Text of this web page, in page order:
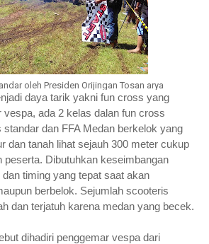
oleh Presiden Orijingan Tosan arya
daya tarik yakni fun cross yang
ada 2 kelas dalan fun cross
dan FFA Medan berkelok yang
dan tanah lihat sejauh 300 meter cukup
peserta. Dibutuhkan keseimbangan
timing yang tepat saat akan
berbelok. Sejumlah scooteris
dan terjatuh karena medan yang becek.
dihadiri penggemar vespa dari